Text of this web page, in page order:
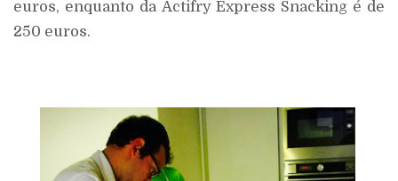
euros, enquanto da Actifry Express Snacking é de
250 euros.